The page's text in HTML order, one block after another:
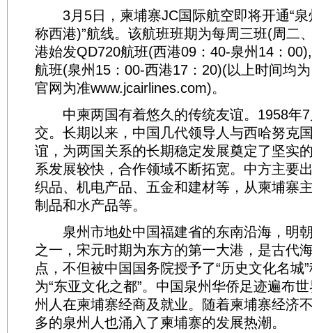
3月5日，柬埔寨JC国际航空即将开通“泉
称西港)”航线。该航班班期为每周三班(周二
港始发QD720航班(西港09：40-泉州14：
航班(泉州15：00-西港17：20)(以上时间均
官网为准www.jcairlines.com)。
中柬两国有着悠久的传统友谊。1958年7
交。长期以来，中国几代领导人与西哈努克
谊，为两国关系的长期稳定发展奠定了坚实
系发展较快，合作领域不断拓宽。中方主要
织品、机电产品、五金和建材等，从柬埔寨
制品和水产品等。
泉州市地处中国福建省的东南沿海，明
之一，宋元时期为东方的第一大港，是古代
点，不但被中国国务院授予了“历史文化名城
为“东亚文化之都”。中国泉州华侨足迹遍布
州人在柬埔寨经商及就业。随着柬埔寨经济
多的泉州人也涌入了柬埔寨的发展热潮。